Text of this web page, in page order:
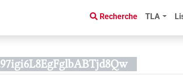
Recherche TLA